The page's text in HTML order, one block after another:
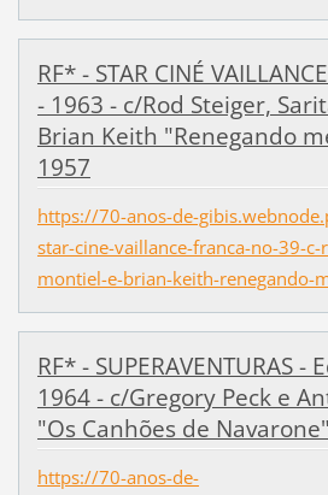
RF* - STAR CINÉ
- 1963 - c/Rod Steiger,
Brian Keith "Renegando
1957
https://70-anos-de-
star-cine-vaillance-franca-no-39-
montiel-e-brian-keith-renegando-
RF* - SUPERAVENTURAS -
1964 - c/Gregory Peck e
"Os Canhões de Navarone"
https://70-anos-de-